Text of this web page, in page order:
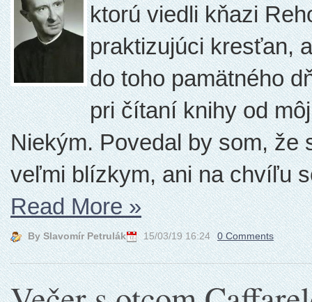
ktorú viedli kňazi
praktizujúci kresťan,
do toho pamätného
pri čítaní knihy od
Niekým. Povedal by som, že
veľmi blízkym, ani na chvíľu
Read More»
By Slavomír Petrulák 15/03/19 16:24 0 Comments